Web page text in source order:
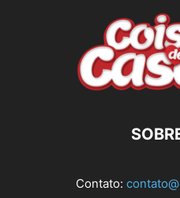
Contato: